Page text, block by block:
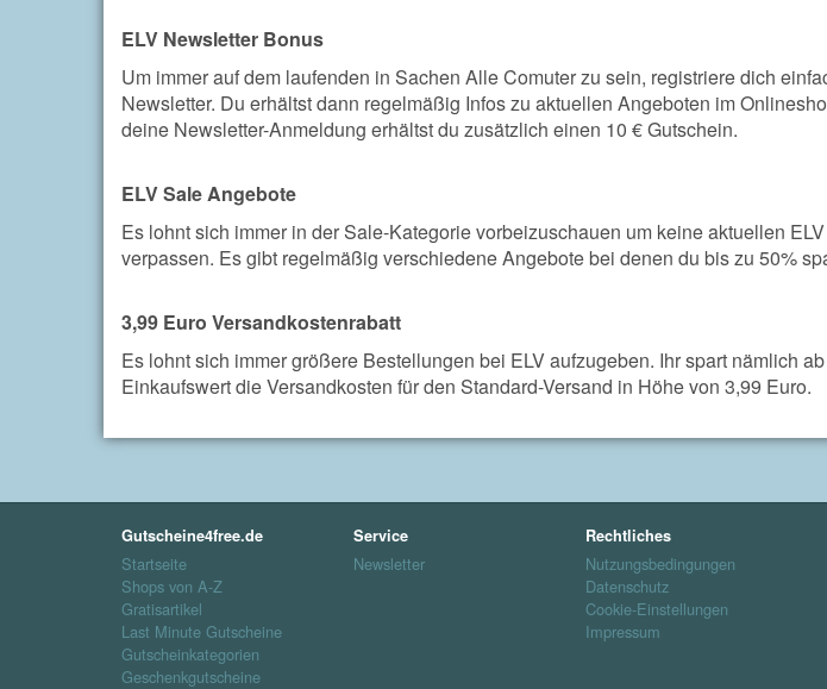
ELV Newsletter Bonus
Um immer auf dem laufenden in Sachen Alle Comuter zu sein, registriere dich
Newsletter. Du erhältst dann regelmäßig Infos zu aktuellen Angeboten im
deine Newsletter-Anmeldung erhältst du zusätzlich einen 10 € Gutschein.
ELV Sale Angebote
Es lohnt sich immer in der Sale-Kategorie vorbeizuschauen um keine aktuellen
verpassen. Es gibt regelmäßig verschiedene Angebote bei denen du bis zu 50%
3,99 Euro Versandkostenrabatt
Es lohnt sich immer größere Bestellungen bei ELV aufzugeben. Ihr spart nämlich
Einkaufswert die Versandkosten für den Standard-Versand in Höhe von 3,99 Euro.
Gutscheine4free.de
Startseite
Shops von A-Z
Gratisartikel
Last Minute Gutscheine
Gutscheinkategorien
Geschenkgutscheine
Service
Newsletter
Rechtliches
Nutzungsbedingungen
Datenschutz
Cookie-Einstellungen
Impressum